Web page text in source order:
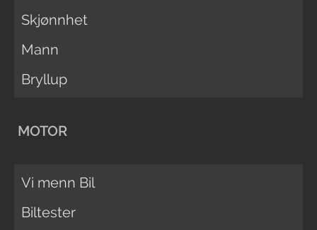
Skjønnhet
Mann
Bryllup
MOTOR
Vi menn Bil
Biltester